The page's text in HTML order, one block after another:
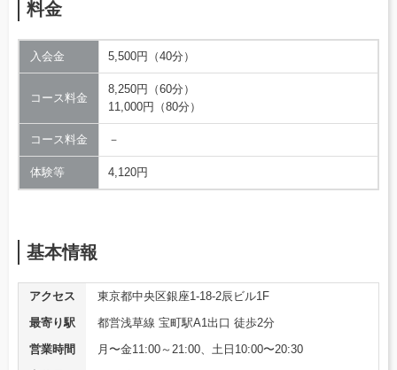
料金
入会金 5,500円（40分）
コース料金
8,250円（60分）
11,000円（80分）
コース料金 －
体験等 4,120円
基本情報
アクセス
東京都中央区銀座1-18-2辰ビル1F
最寄り駅
都営浅草線 宝町駅A1出口 徒歩2分
営業時間
月〜金11:00～21:00、土日10:00〜20:30